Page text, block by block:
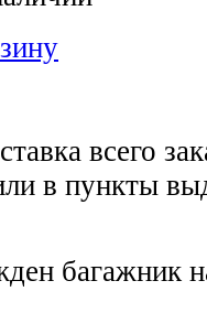
всего
в пункты
багажник